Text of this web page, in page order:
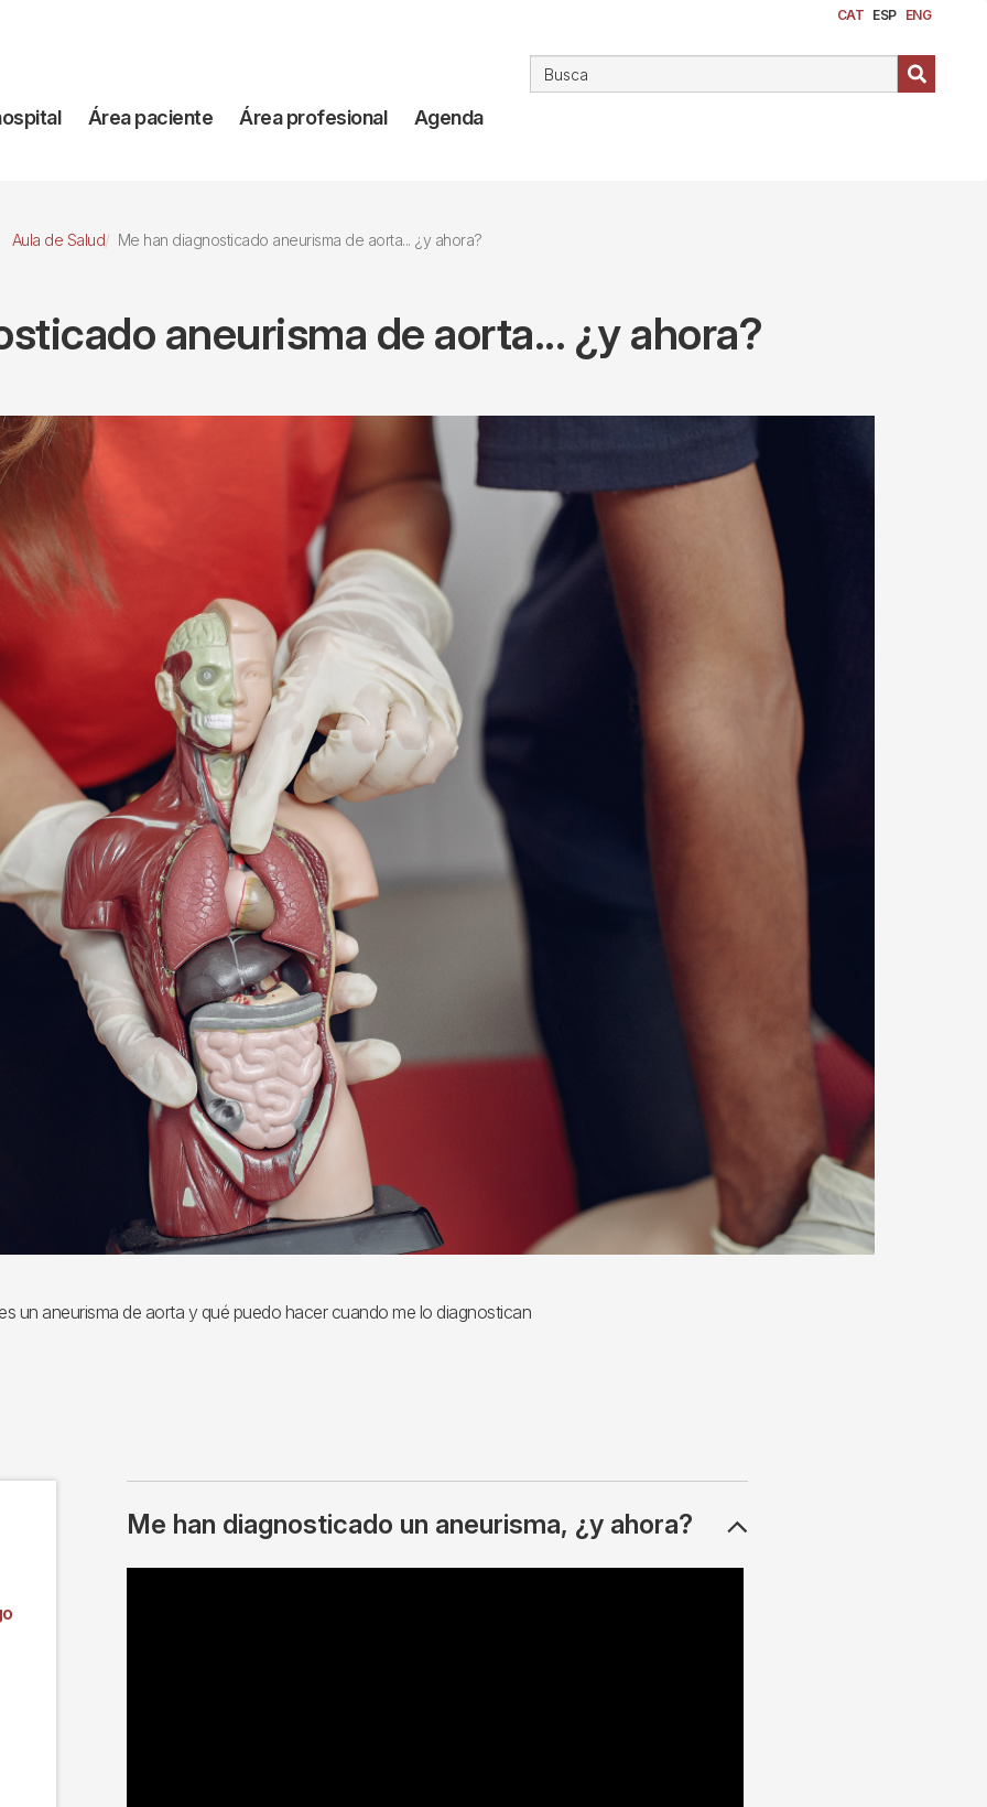
CAT ESP ENG
Área paciente Área profesional Agenda
Aula de Salud Me han diagnosticado aneurisma de aorta... ¿y ahora?
aneurisma de aorta... ¿y ahora?
un aneurisma de aorta y qué puedo hacer cuando me lo diagnostican
Me han diagnosticado un aneurisma, ¿y ahora?